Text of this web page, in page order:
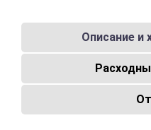
Описание и